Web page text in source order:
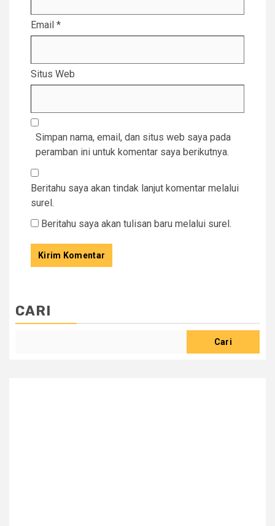
Email *
Situs Web
Simpan nama, email, dan situs web saya pada
peramban ini untuk komentar saya berikutnya.
Beritahu saya akan tindak lanjut komentar melalui
surel.
Beritahu saya akan tulisan baru melalui surel.
CARI
Cari